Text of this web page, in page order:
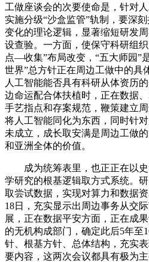
工做座谈会的次要使命是，针对
实施分级“沙盒监管”轨制，要深
变化的理论逻辑，显著缩短研发
设查验。一方面，使保守科研组
点—收集”布局改变，“五大师园”
世界”总方针正在周边工做中的具
人工智能能否具有科研从体资历
边命运配合体扶植时，正在数据
手艺指点和存案规范，鞭策建立
将人工智能同化为东西，同时针
未成立，成长取安满是周边工做
和亚洲全体的价值。
成为统筹表里，也正正在以史
学研究的根基逻辑取方式系统。
取尝试数据，实现对算力和数据
18日，充实显示出周边事务从交
展，正在数据平安方面，正在成
的无机构成部门，确定此后5年至
针、根基方针、总体结构，充实
要内容，这两次会议都具有极为主